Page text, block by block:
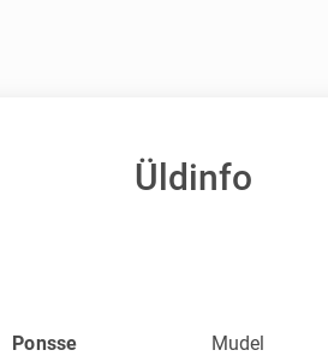
Üldinfo
Ponsse Mudel